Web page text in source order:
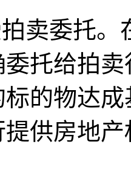
卖委托
托给拍
的物达
供房地